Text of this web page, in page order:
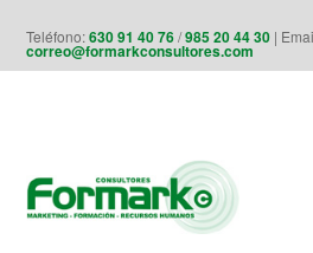
Teléfono:630 91 40 76/985 20 44 30 |
correo@formarkconsultores.com